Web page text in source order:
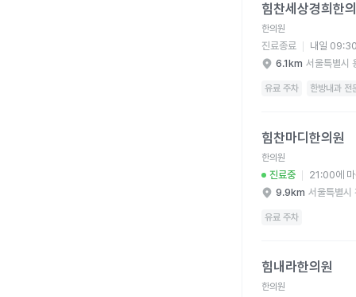
힘찬세상경희한
한의원
진료종료
내일
6.1km 서울특별시
유료 주차 한방내과 전
힘찬마디한의원
한의원
진료중
21:00에
9.9km 서울특별시
유료 주차
힘내라한의원
한의원